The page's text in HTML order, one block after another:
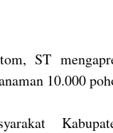
ST
10.000